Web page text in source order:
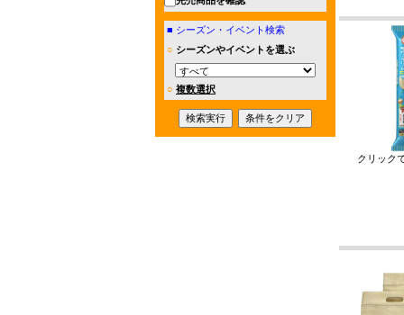
■ シーズン・イベント検索
○ シーズンやイベントを選ぶ
○ 複数選択
クリック